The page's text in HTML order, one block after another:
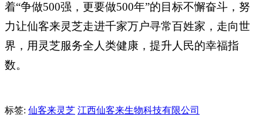
着“争做500强，更要做500年”的目标不懈奋斗，努
力让仙客来灵芝走进千家万户寻常百姓家，走向世
界，用灵芝服务全人类健康，提升人民的幸福指
数。
标签: 仙客来灵芝 江西仙客来生物科技有限公司